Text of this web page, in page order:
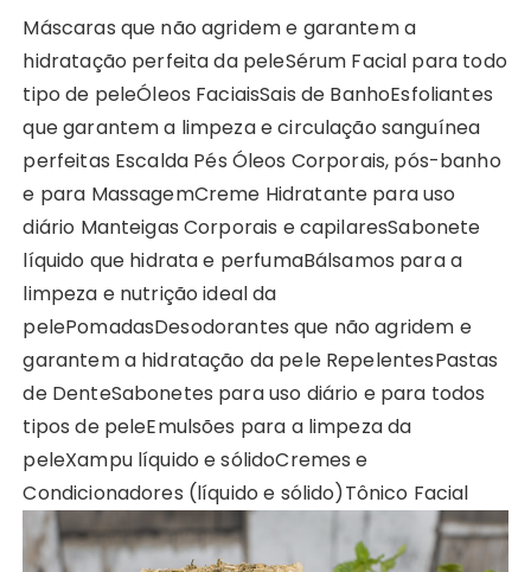
Máscaras que não agridem e garantem a
hidratação perfeita da peleSérum Facial para todo
tipo de peleÓleos FaciaisSais de BanhoEsfoliantes
que garantem a limpeza e circulação sanguínea
perfeitas Escalda Pés Óleos Corporais, pós-banho
e para MassagemCreme Hidratante para uso
diário Manteigas Corporais e capilaresSabonete
líquido que hidrata e perfumaBálsamos para a
limpeza e nutrição ideal da
pelePomadasDesodorantes que não agridem e
garantem a hidratação da pele RepelentesPastas
de DenteSabonetes para uso diário e para todos
tipos de peleEmulsões para a limpeza da
peleXampu líquido e sólidoCremes e
Condicionadores (líquido e sólido)Tônico Facial